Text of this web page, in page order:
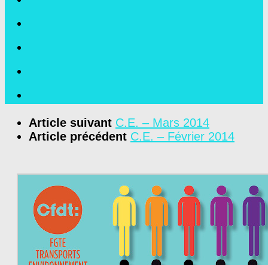
Article suivant C.E. – Mars 2014
Article précédent C.E. – Février 2014